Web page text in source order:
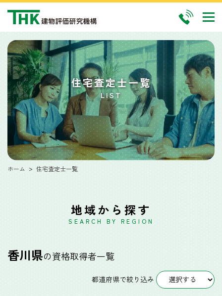
住宅査定士一覧
LIST
ホーム 住宅査定士一覧
地域から探す
SEARCH BY REGION
香川県の資格取得者一覧
都道府県で絞り込み